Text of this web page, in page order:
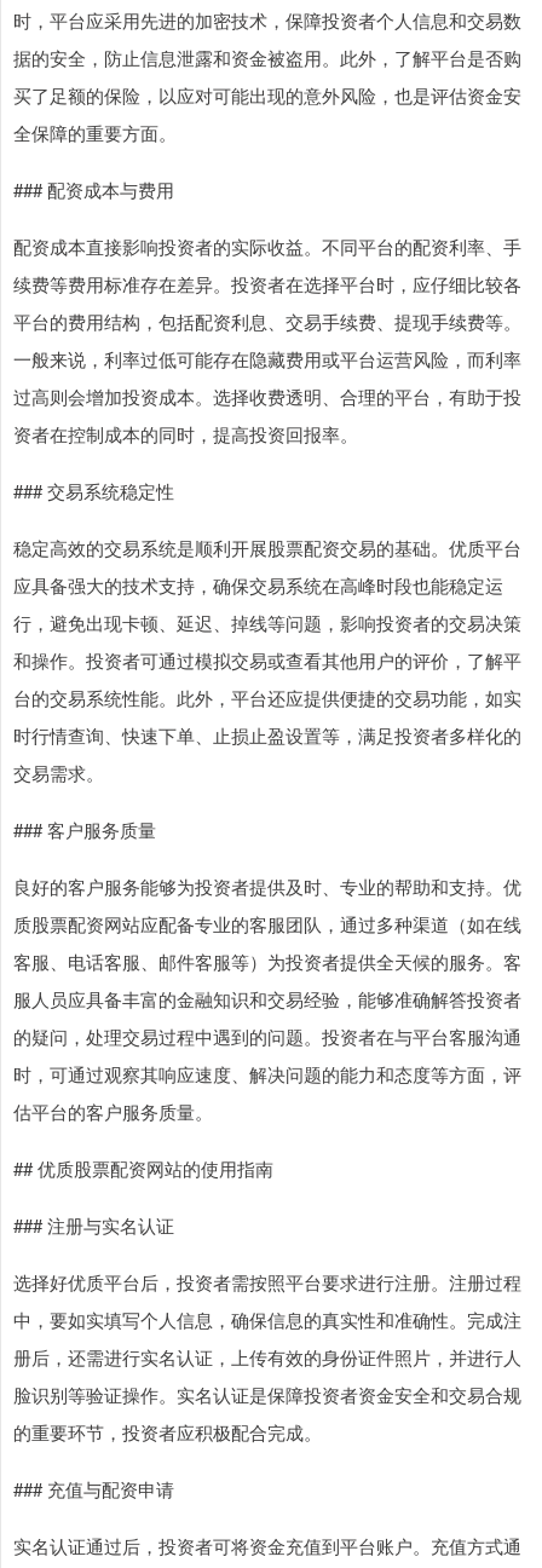
时，平台应采用先进的加密技术，保障投资者个人信息和交易数
据的安全，防止信息泄露和资金被盗用。此外，了解平台是否购
买了足额的保险，以应对可能出现的意外风险，也是评估资金安
全保障的重要方面。
### 配资成本与费用
配资成本直接影响投资者的实际收益。不同平台的配资利率、手
续费等费用标准存在差异。投资者在选择平台时，应仔细比较各
平台的费用结构，包括配资利息、交易手续费、提现手续费等。
一般来说，利率过低可能存在隐藏费用或平台运营风险，而利率
过高则会增加投资成本。选择收费透明、合理的平台，有助于投
资者在控制成本的同时，提高投资回报率。
### 交易系统稳定性
稳定高效的交易系统是顺利开展股票配资交易的基础。优质平台
应具备强大的技术支持，确保交易系统在高峰时段也能稳定运
行，避免出现卡顿、延迟、掉线等问题，影响投资者的交易决策
和操作。投资者可通过模拟交易或查看其他用户的评价，了解平
台的交易系统性能。此外，平台还应提供便捷的交易功能，如实
时行情查询、快速下单、止损止盈设置等，满足投资者多样化的
交易需求。
### 客户服务质量
良好的客户服务能够为投资者提供及时、专业的帮助和支持。优
质股票配资网站应配备专业的客服团队，通过多种渠道（如在线
客服、电话客服、邮件客服等）为投资者提供全天候的服务。客
服人员应具备丰富的金融知识和交易经验，能够准确解答投资者
的疑问，处理交易过程中遇到的问题。投资者在与平台客服沟通
时，可通过观察其响应速度、解决问题的能力和态度等方面，评
估平台的客户服务质量。
## 优质股票配资网站的使用指南
### 注册与实名认证
选择好优质平台后，投资者需按照平台要求进行注册。注册过程
中，要如实填写个人信息，确保信息的真实性和准确性。完成注
册后，还需进行实名认证，上传有效的身份证件照片，并进行人
脸识别等验证操作。实名认证是保障投资者资金安全和交易合规
的重要环节，投资者应积极配合完成。
### 充值与配资申请
实名认证通过后，投资者可将资金充值到平台账户。充值方式通